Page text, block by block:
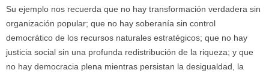
Su ejemplo nos recuerda que no hay transformación verdadera sin
organización popular; que no hay soberanía sin control
democrático de los recursos naturales estratégicos; que no hay
justicia social sin una profunda redistribución de la riqueza; y que
no hay democracia plena mientras persistan la desigualdad, la